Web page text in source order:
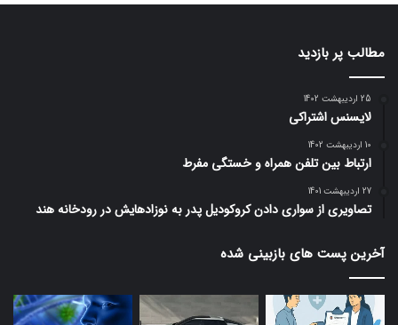
مطالب پر بازدید
25 اردیبهشت 1402
لایسنس اشتراکی
10 اردیبهشت 1402
ارتباط بین تلفن همراه و خستگی مفرط
27 اردیبهشت 1401
تصاویری از سواری دادن کروکودیل پدر به نوزادهایش در رودخانه هند
آخرین پست های بازبینی شده